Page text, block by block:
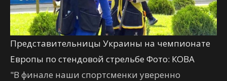
Представительницы Украины на чемпионате
Европы по стендовой стрельбе Фото: КОВА
"В финале наши спортсменки уверенно